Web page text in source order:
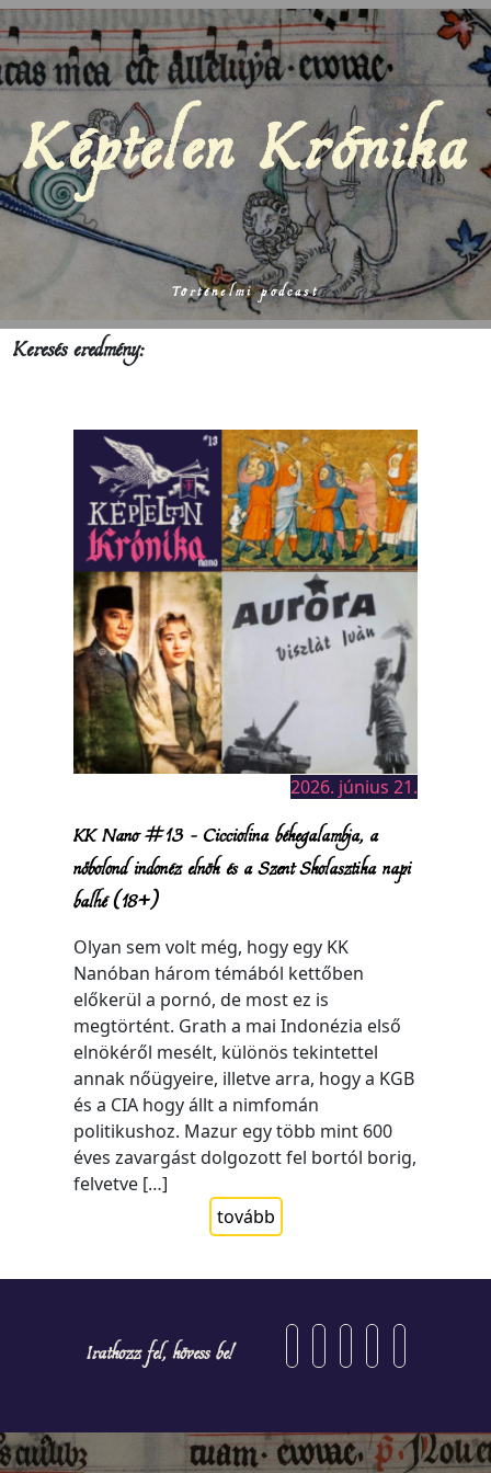
Képtelen Krónika
Történelmi podcast
Keresés eredmény:
2026. június 21.
KK Nano #13 – Cicciolina békegalambja, a
nőbolond indonéz elnök és a Szent Skolasztika napi
balhé (18+)
Olyan sem volt még, hogy egy KK
Nanóban három témából kettőben
előkerül a pornó, de most ez is
megtörtént. Grath a mai Indonézia első
elnökéről mesélt, különös tekintettel
annak nőügyeire, illetve arra, hogy a KGB
és a CIA hogy állt a nimfomán
politikushoz. Mazur egy több mint 600
éves zavargást dolgozott fel bortól borig,
felvetve […]
tovább
Iratkozz fel, kövess be!